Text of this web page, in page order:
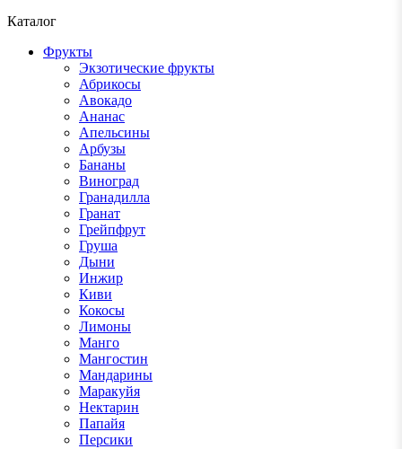
Каталог
Фрукты
Экзотические фрукты
Абрикосы
Авокадо
Ананас
Апельсины
Арбузы
Бананы
Виноград
Гранадилла
Гранат
Грейпфрут
Груша
Дыни
Инжир
Киви
Кокосы
Лимоны
Манго
Мангостин
Мандарины
Маракуйя
Нектарин
Папайя
Персики